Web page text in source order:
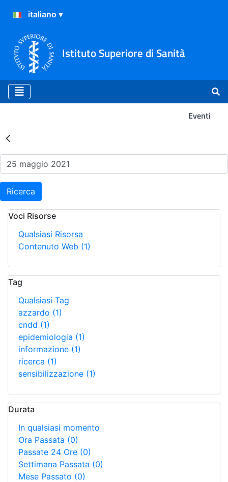
Istituto Superiore di Sanità
Eventi
Risultati della Ricerca -
Ricerca
Voci Risorse
Qualsiasi Risorsa
Contenuto Web (1)
Tag
Qualsiasi Tag
azzardo (1)
cndd (1)
epidemiologia (1)
informazione (1)
ricerca (1)
sensibilizzazione (1)
Durata
In qualsiasi momento
Ora Passata (0)
Passate 24 Ore (0)
Settimana Passata (0)
Mese Passato (0)